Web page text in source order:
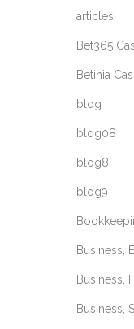
articles
Bet365
Betinia
blog
blog08
blog8
blog9
Business,
Business,
Business,